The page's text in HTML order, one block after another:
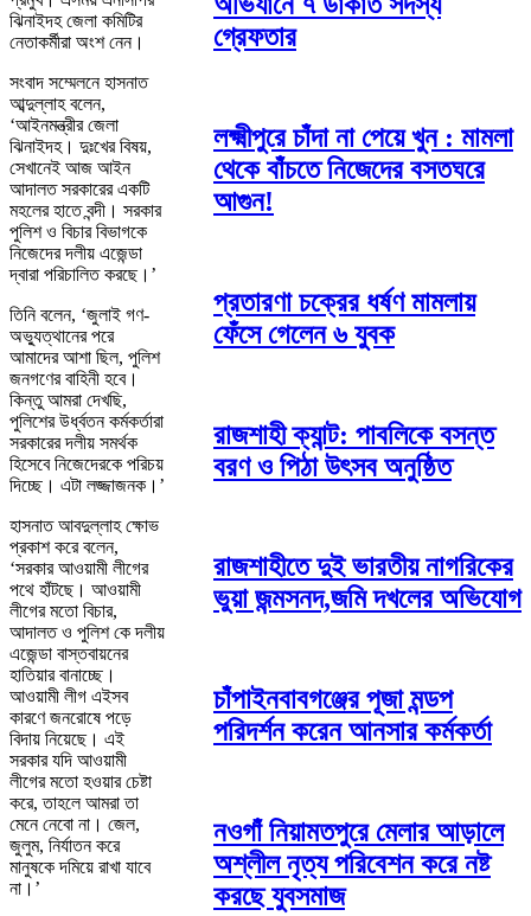
ঝিনাইদহ জেলা কমিটির
নেতাকর্মীরা অংশ নেন।
সংবাদ সম্মেলনে হাসনাত
আব্দুল্লাহ বলেন,
‘আইনমন্ত্রীর জেলা
ঝিনাইদহ। দুঃখের বিষয়,
সেখানেই আজ আইন
আদালত সরকারের একটি
মহলের হাতে বন্দী। সরকার
পুলিশ ও বিচার বিভাগকে
নিজেদের দলীয় এজেন্ডা
দ্বারা পরিচালিত করছে।’
তিনি বলেন, ‘জুলাই গণ-
অভ্যুত্থানের পরে
আমাদের আশা ছিল, পুলিশ
জনগণের বাহিনী হবে।
কিন্তু আমরা দেখছি,
পুলিশের উর্ধ্বতন কর্মকর্তারা
সরকারের দলীয় সমর্থক
হিসেবে নিজেদেরকে পরিচয়
দিচ্ছে। এটা লজ্জাজনক।’
হাসনাত আবদুল্লাহ ক্ষোভ
প্রকাশ করে বলেন,
‘সরকার আওয়ামী লীগের
পথে হাঁটছে। আওয়ামী
লীগের মতো বিচার,
আদালত ও পুলিশ কে দলীয়
এজেন্ডা বাস্তবায়নের
হাতিয়ার বানাচ্ছে।
আওয়ামী লীগ এইসব
কারণে জনরোষে পড়ে
বিদায় নিয়েছে। এই
সরকার যদি আওয়ামী
লীগের মতো হওয়ার চেষ্টা
করে, তাহলে আমরা তা
মেনে নেবো না। জেল,
জুলুম, নির্যাতন করে
মানুষকে দমিয়ে রাখা যাবে
না।’
গ্রেফতার
লক্ষ্মীপুরে চাঁদা না পেয়ে খুন : মামলা
থেকে বাঁচতে নিজেদের বসতঘরে
আগুন!
প্রতারণা চক্রের ধর্ষণ মামলায়
ফেঁসে গেলেন ৬ যুবক
রাজশাহী ক্যান্ট: পাবলিকে বসন্ত
বরণ ও পিঠা উৎসব অনুষ্ঠিত
রাজশাহীতে দুই ভারতীয় নাগরিকের
ভুয়া জন্মসনদ,জমি দখলের অভিযোগ
চাঁপাইনবাবগঞ্জের পূজা মন্ডপ
পরিদর্শন করেন আনসার কর্মকর্তা
নওগাঁ নিয়ামতপুরে মেলার আড়ালে
অশ্লীল নৃত্য পরিবেশন করে নষ্ট
করছে যুবসমাজ